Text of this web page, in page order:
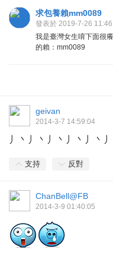
求包養賴mm0089
發表於 2019-7-26 11:46
我是臺灣女生唷下面很
的賴：mm0089
geivan
2014-3-7 14:59:04
丿丶丿丶丿丶丿丶丿丶丿
支持 反對
ChanBell@FB
2014-3-9 01:40:05